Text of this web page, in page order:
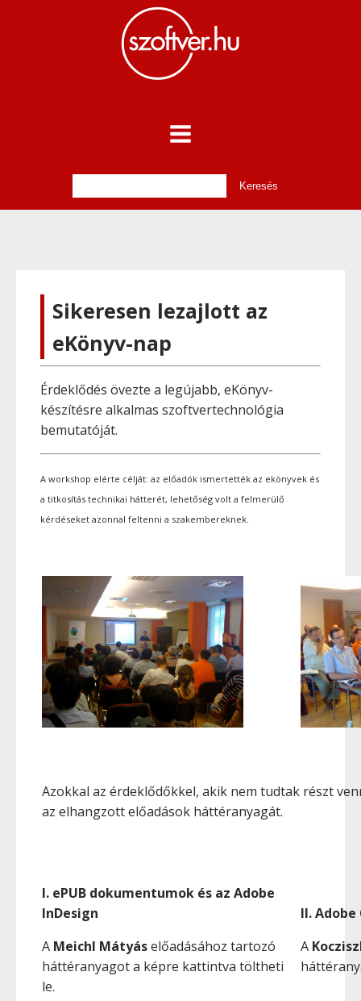
Sikeresen lezajlott az
eKönyv-nap
Érdeklődés övezte a legújabb, eKönyv-
készítésre alkalmas szoftvertechnológia
bemutatóját.
A workshop elérte célját: az előadók ismertették az ekönyvek és
a titkosítás technikai hátterét, lehetőség volt a felmerülő
kérdéseket azonnal feltenni a szakembereknek.
Azokkal az érdeklődőkkel, akik nem tudtak részt
az elhangzott előadások háttéranyagát.
I. ePUB dokumentumok és az Adobe
InDesign
A Meichl Mátyáselőadásához tartozó
háttéranyagot a képre kattintva töltheti
le.
II.
A